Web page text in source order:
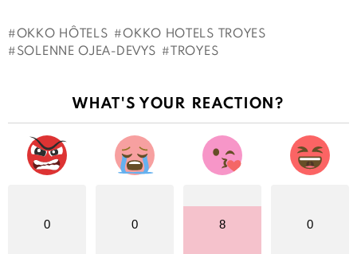
OKKO HÔTELS
OKKO HOTELS TROYES
SOLENNE OJEA-DEVYS
TROYES
WHAT'S YOUR REACTION?
0 0 8 0